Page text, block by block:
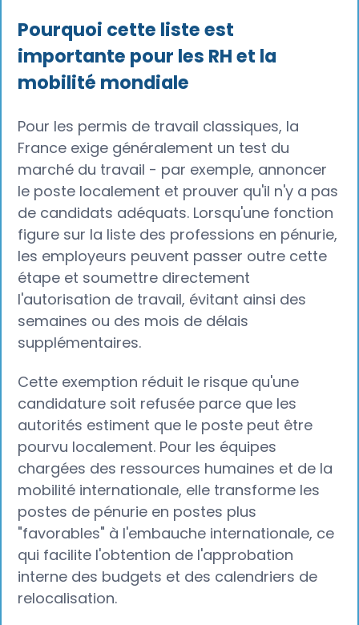
Pourquoi cette liste est
importante pour les RH et la
mobilité mondiale
Pour les permis de travail classiques, la
France exige généralement un test du
marché du travail - par exemple, annoncer
le poste localement et prouver qu'il n'y a pas
de candidats adéquats. Lorsqu'une fonction
figure sur la liste des professions en pénurie,
les employeurs peuvent passer outre cette
étape et soumettre directement
l'autorisation de travail, évitant ainsi des
semaines ou des mois de délais
supplémentaires.
Cette exemption réduit le risque qu'une
candidature soit refusée parce que les
autorités estiment que le poste peut être
pourvu localement. Pour les équipes
chargées des ressources humaines et de la
mobilité internationale, elle transforme les
postes de pénurie en postes plus
"favorables" à l'embauche internationale, ce
qui facilite l'obtention de l'approbation
interne des budgets et des calendriers de
relocalisation.